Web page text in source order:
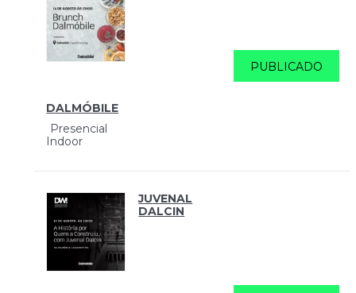
DALMÓBILE
Presencial
Indoor
PUBLICADO
JUVENAL
DALCIN